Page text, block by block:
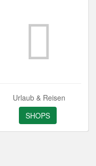
Urlaub & Reisen
SHOPS